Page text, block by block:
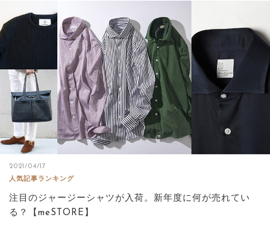
2021/04/17
人気記事ランキング
注目のジャージーシャツが入荷。新年度に何が売れてい
る？【meSTORE】